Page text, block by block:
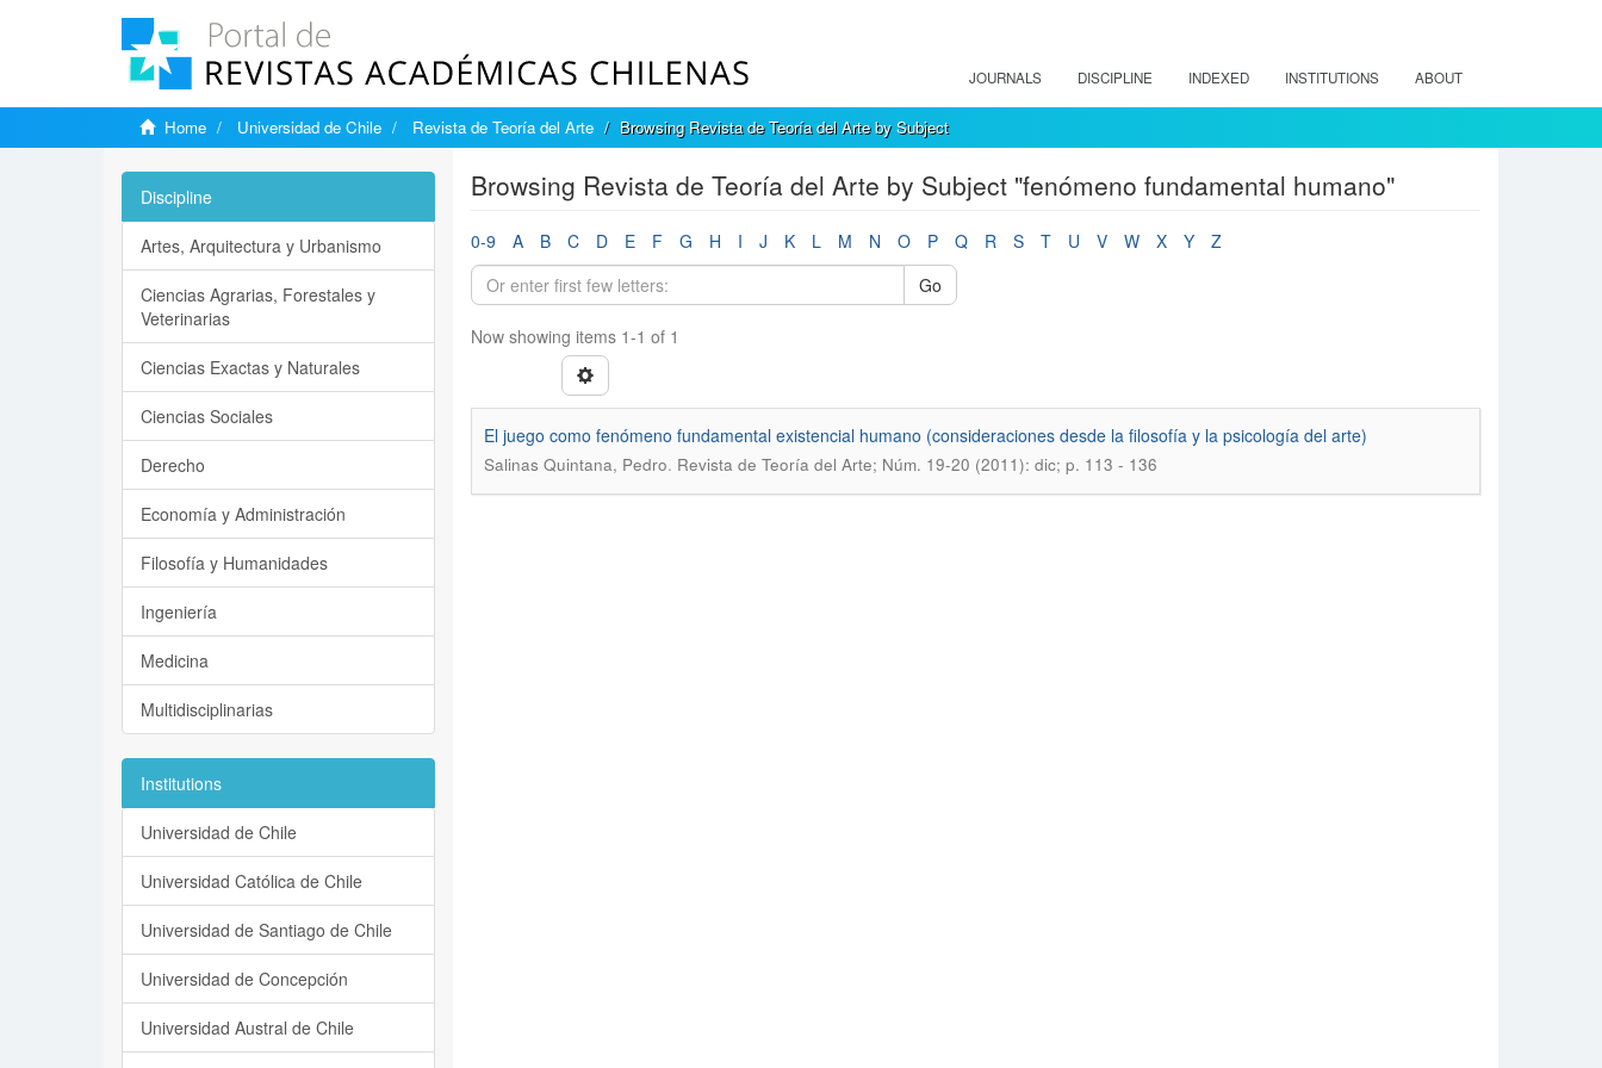
JOURNALS DISCIPLINE INDEXED INSTITUTIONS ABOUT
Home Universidad de Chile Revista de Teoría del Arte Browsing Revista de Teoría del Arte by Subject
Browsing Revista de Teoría del Arte by Subject "fenómeno fundamental humano"
0-9 A B C D E F G H I J K L M N O P Q R S T U V W X Y
Z
Go
Now showing items 1-1 of 1
El juego como fenómeno fundamental existencial humano (consideraciones desde la filosofía y la psicología del arte)
Salinas Quintana, Pedro. Revista de Teoría del Arte; Núm. 19-20 (2011): dic; p. 113 - 136
Discipline
Artes, Arquitectura y Urbanismo
Ciencias Agrarias, Forestales y
Veterinarias
Ciencias Exactas y Naturales
Ciencias Sociales
Derecho
Economía y Administración
Filosofía y Humanidades
Ingeniería
Medicina
Multidisciplinarias
Institutions
Universidad de Chile
Universidad Católica de Chile
Universidad de Santiago de Chile
Universidad de Concepción
Universidad Austral de Chile